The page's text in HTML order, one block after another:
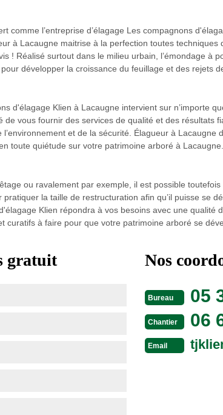
comme l’entreprise d’élagage Les compagnons
à Lacaugne maitrise à la perfection toutes techniques
! Réalisé surtout dans le milieu urbain, l’émondage à
développer la croissance du feuillage et des rejets
d'élagage Klien à Lacaugne intervient sur n’importe
de vous fournir des services de qualité et des
et de la sécurité. Élagueur à
toute quiétude sur votre patrimoine arboré à Lacaugne.
ou ravalement par exemple, il est possible
la taille de restructuration afin qu’il puisse se
Klien répondra à vos besoins avec une
curatifs à faire pour que votre patrimoine arboré se
gratuit Nos
Bureau 05
Chantier 06
Email